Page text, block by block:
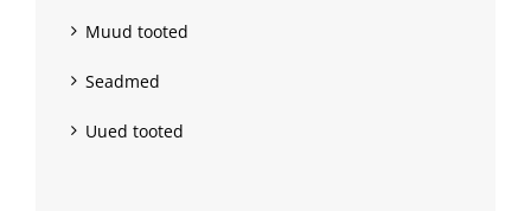
Muud tooted
Seadmed
Uued tooted